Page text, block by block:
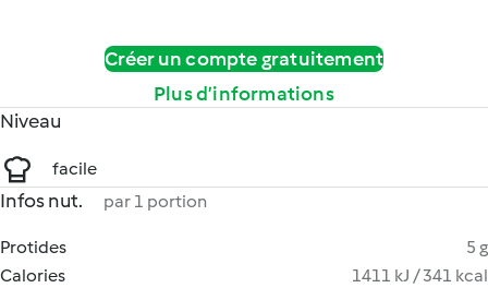
Créer un compte gratuitement
Plus d’informations
Niveau
facile
Infos nut. par 1 portion
Protides
5 g
Calories
1411 kJ / 341 kcal